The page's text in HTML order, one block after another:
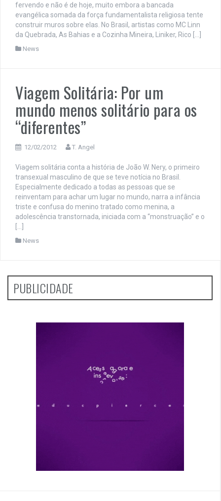
fervendo e não é de hoje, muito embora a bancada
evangélica somada da força fundamentalista religiosa tente
construir muros sobre elas. No Brasil, artistas como MC Linn
da Quebrada, As Bahias e a Cozinha Mineira, Liniker, Rico […]
News
Viagem Solitária: Por um
mundo menos solitário para os
“diferentes”
12/02/2012 T. Angel
Viagem solitária conta a história de João W. Nery, o primeiro
transexual masculino de que se teve notícia no Brasil.
Especialmente dedicado a todas as pessoas que se
reinventam para achar um lugar no mundo, narra a infância
triste e confusa do menino tratado como menina, a
adolescência transtornada, iniciada com a “monstruação” e o
[…]
News
PUBLICIDADE